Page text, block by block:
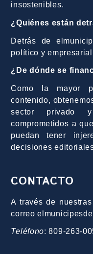
insostenibles.
¿Quiénes están
Detrás de
político y
¿De dónde se
Como la mayor
contenido,
sector privado
comprometidos a
puedan tener
decisiones
CONTACTO
A través de
correo
Teléfono: 809-263-